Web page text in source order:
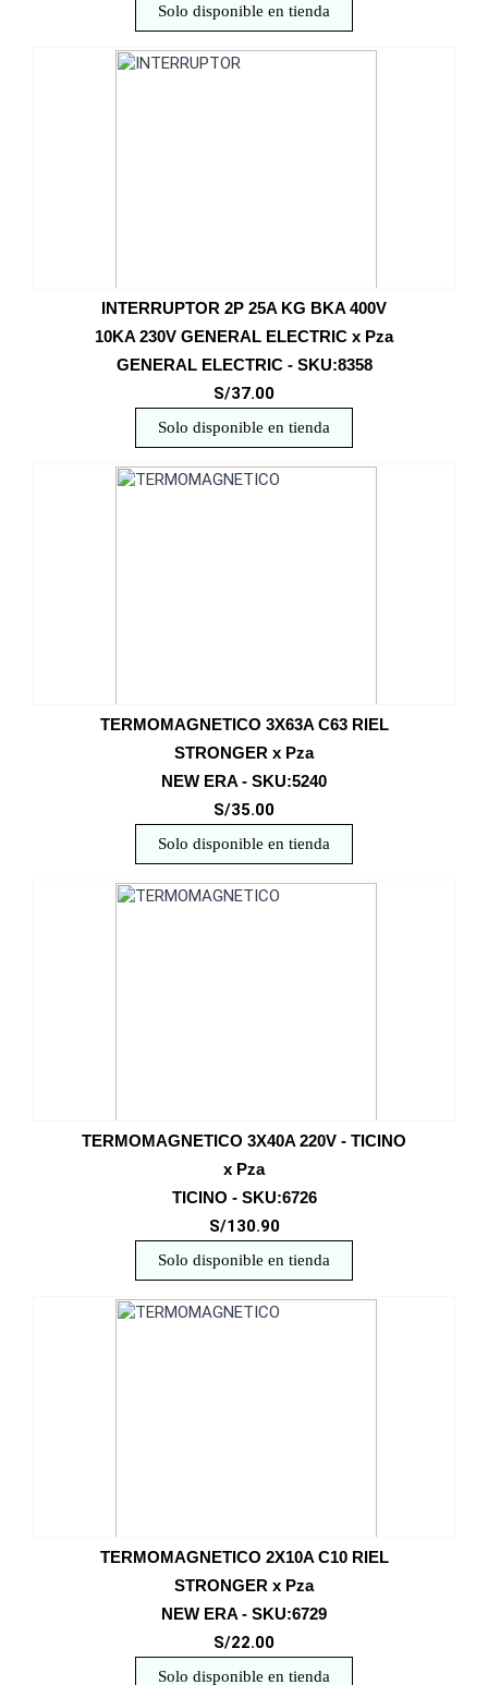
Solo disponible en tienda
INTERRUPTOR 2P 25A KG BKA 400V
10KA 230V GENERAL ELECTRIC x Pza
GENERAL ELECTRIC - SKU:8358
S/37.00
Solo disponible en tienda
TERMOMAGNETICO 3X63A C63 RIEL
STRONGER x Pza
NEW ERA - SKU:5240
S/35.00
Solo disponible en tienda
TERMOMAGNETICO 3X40A 220V - TICINO
x Pza
TICINO - SKU:6726
S/130.90
Solo disponible en tienda
TERMOMAGNETICO 2X10A C10 RIEL
STRONGER x Pza
NEW ERA - SKU:6729
S/22.00
Solo disponible en tienda